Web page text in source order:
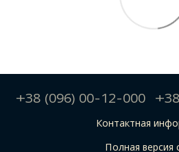
+38 (096) 00-12-000
Контактная
Полная версия